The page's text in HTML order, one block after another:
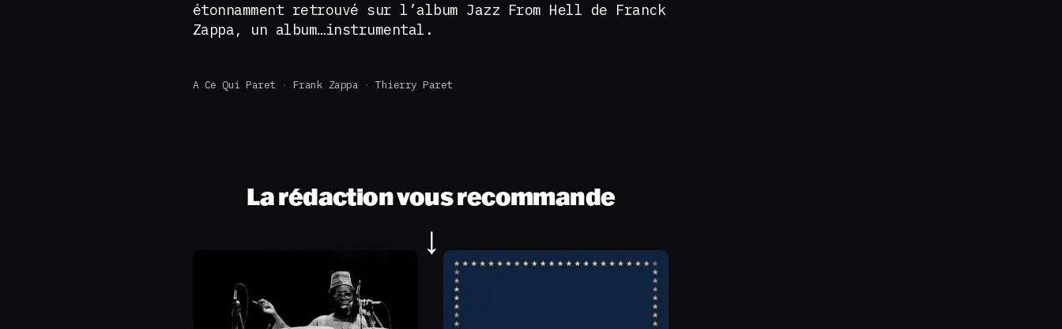
étonnamment retrouvé sur l’album Jazz From Hell de Franck
Zappa, un album…instrumental.
A Ce Qui Paret Frank Zappa Thierry Paret
La rédaction vous recommande